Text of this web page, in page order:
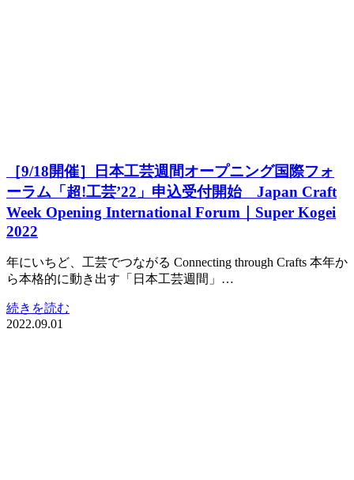
［9/18開催］日本工芸週間オープニング国際フォ
ーラム「超!工芸’22」申込受付開始 Japan Craft
Week Opening International Forum｜Super Kogei
2022
年にいちど、工芸でつながる Connecting through Crafts 本年か
ら本格的に動き出す「日本工芸週間」…
続きを読む
2022.09.01